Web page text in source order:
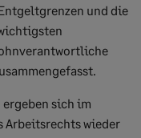
und die
ergeben sich im
Arbeitsrechts wieder